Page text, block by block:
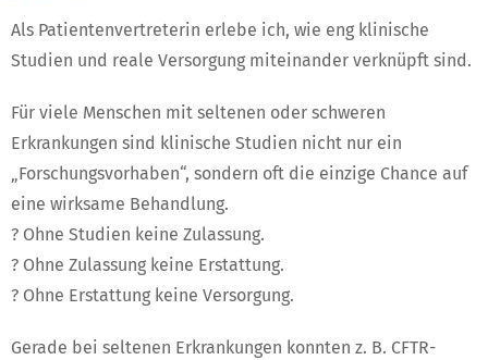
Als Patientenvertreterin erlebe ich, wie eng klinische
Studien und reale Versorgung miteinander verknüpft sind.
Für viele Menschen mit seltenen oder schweren
Erkrankungen sind klinische Studien nicht nur ein
„Forschungsvorhaben“, sondern oft die einzige Chance auf
eine wirksame Behandlung.
? Ohne Studien keine Zulassung.
? Ohne Zulassung keine Erstattung.
? Ohne Erstattung keine Versorgung.
Gerade bei seltenen Erkrankungen konnten z. B. CFTR-